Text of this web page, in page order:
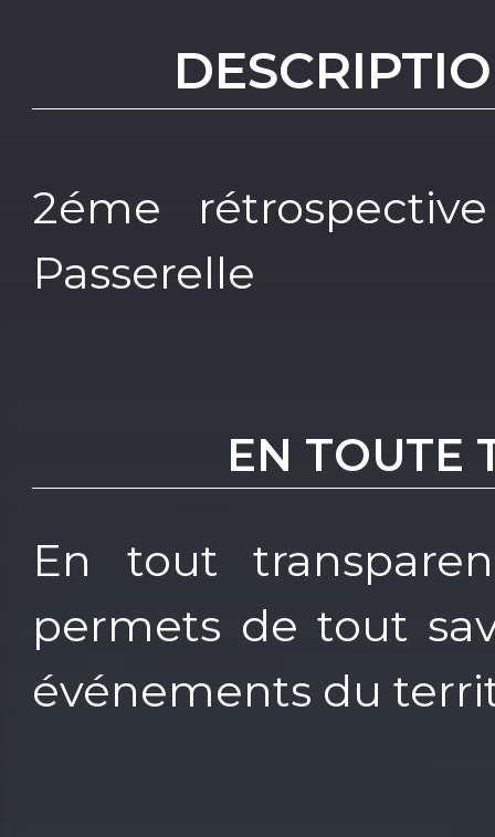
2éme
Passerelle
EN TOUTE
En tout
permets de tout
événements du